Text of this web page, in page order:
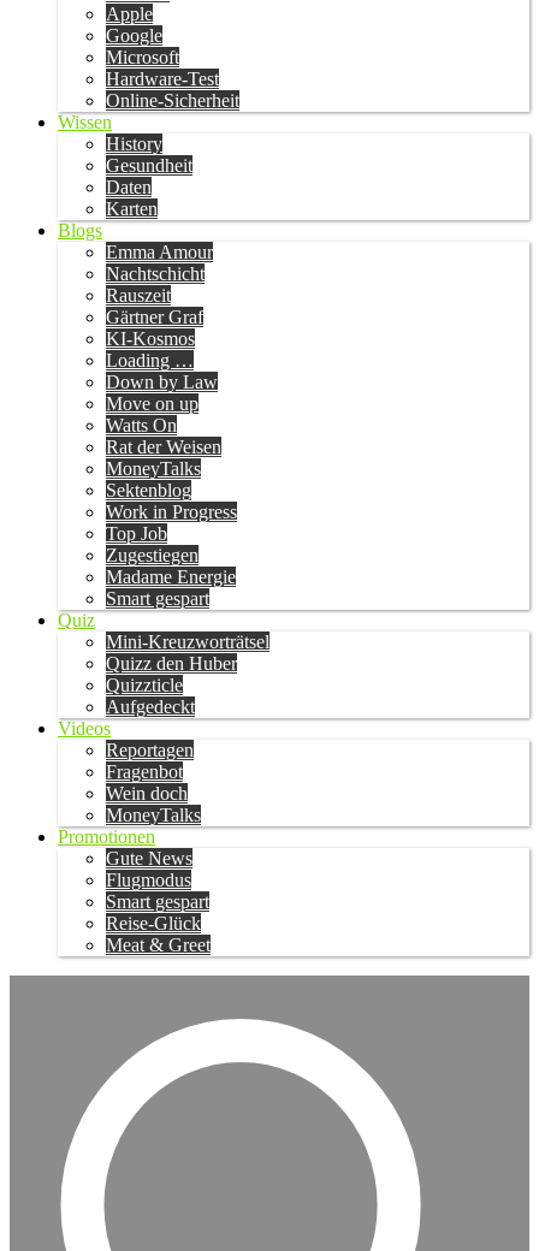
Apple
Google
Microsoft
Hardware-Test
Online-Sicherheit
Wissen
History
Gesundheit
Daten
Karten
Blogs
Emma Amour
Nachtschicht
Rauszeit
Gärtner Graf
KI-Kosmos
Loading …
Down by Law
Move on up
Watts On
Rat der Weisen
MoneyTalks
Sektenblog
Work in Progress
Top Job
Zugestiegen
Madame Energie
Smart gespart
Quiz
Mini-Kreuzworträtsel
Quizz den Huber
Quizzticle
Aufgedeckt
Videos
Reportagen
Fragenbot
Wein doch
MoneyTalks
Promotionen
Gute News
Flugmodus
Smart gespart
Reise-Glück
Meat & Greet